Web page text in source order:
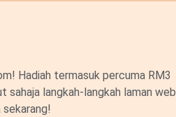
Hadiah termasuk percuma RM3
sahaja langkah-langkah laman web